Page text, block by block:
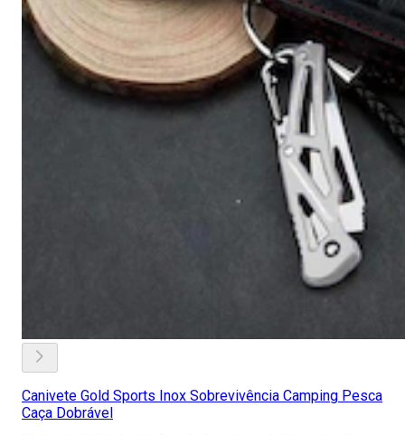
Canivete Gold Sports Inox Sobrevivência Camping Pesca
Caça Dobrável